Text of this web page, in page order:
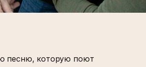
песню, которую поют